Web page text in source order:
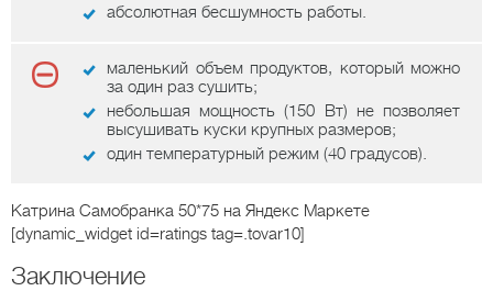
абсолютная бесшумность работы.
маленький объем продуктов, который можно
за один раз сушить;
небольшая мощность (150 Вт) не позволяет
высушивать куски крупных размеров;
один температурный режим (40 градусов).
Катрина Самобранка 50*75 на Яндекс Маркете
[dynamic_widget id=ratings tag=.tovar10]
Заключение